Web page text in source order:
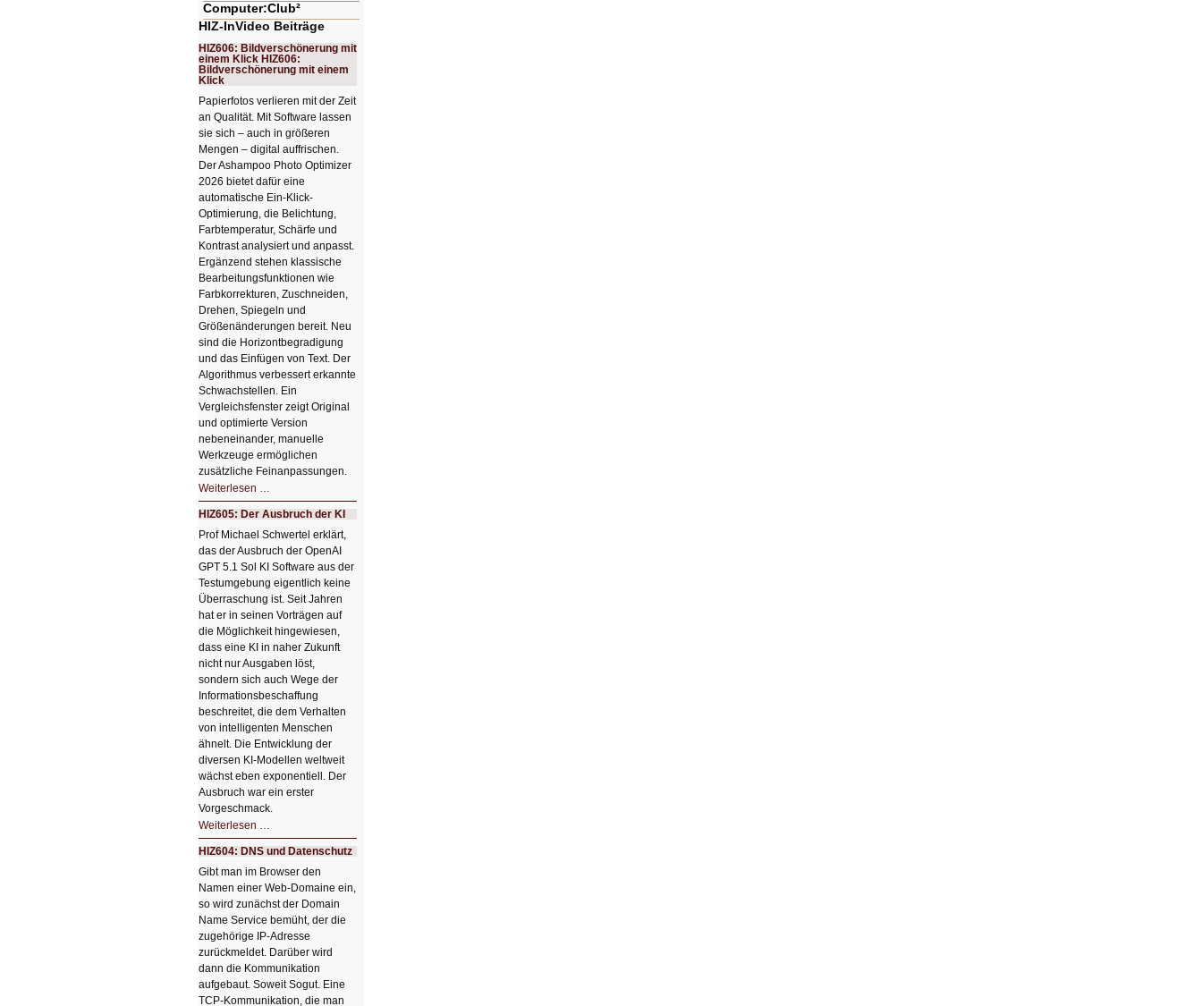
Computer:Club²
HIZ-InVideo Beiträge
HIZ606: Bildverschönerung mit
einem Klick HIZ606:
Bildverschönerung mit einem
Klick
Papierfotos verlieren mit der Zeit
an Qualität. Mit Software lassen
sie sich – auch in größeren
Mengen – digital auffrischen.
Der Ashampoo Photo Optimizer
2026 bietet dafür eine
automatische Ein-Klick-
Optimierung, die Belichtung,
Farbtemperatur, Schärfe und
Kontrast analysiert und anpasst.
Ergänzend stehen klassische
Bearbeitungsfunktionen wie
Farbkorrekturen, Zuschneiden,
Drehen, Spiegeln und
Größenänderungen bereit. Neu
sind die Horizontbegradigung
und das Einfügen von Text. Der
Algorithmus verbessert erkannte
Schwachstellen. Ein
Vergleichsfenster zeigt Original
und optimierte Version
nebeneinander, manuelle
Werkzeuge ermöglichen
zusätzliche Feinanpassungen.
Weiterlesen …
Bildverschönerung
mit
einem
Klick
HIZ606:
Bildverschönerung
mit
einem
Klick
HIZ605: Der Ausbruch der KI
Prof Michael Schwertel erklärt,
das der Ausbruch der OpenAI
GPT 5.1 Sol KI Software aus der
Testumgebung eigentlich keine
Überraschung ist. Seit Jahren
hat er in seinen Vorträgen auf
die Möglichkeit hingewiesen,
dass eine KI in naher Zukunft
nicht nur Ausgaben löst,
sondern sich auch Wege der
Informationsbeschaffung
beschreitet, die dem Verhalten
von intelligenten Menschen
ähnelt. Die Entwicklung der
diversen KI-Modellen weltweit
wächst eben exponentiell. Der
Ausbruch war ein erster
Vorgeschmack.
Weiterlesen …
Der
Ausbruch
der
KI
HIZ604: DNS und Datenschutz
Gibt man im Browser den
Namen einer Web-Domaine ein,
so wird zunächst der Domain
Name Service bemüht, der die
zugehörige IP-Adresse
zurückmeldet. Darüber wird
dann die Kommunikation
aufgebaut. Soweit Sogut. Eine
TCP-Kommunikation, die man